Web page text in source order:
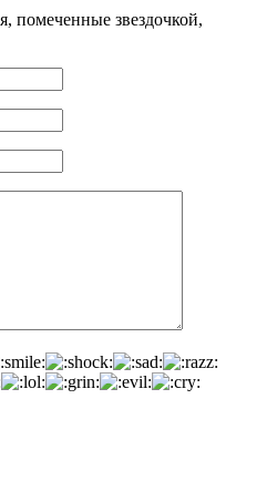
помеченные звездочкой,